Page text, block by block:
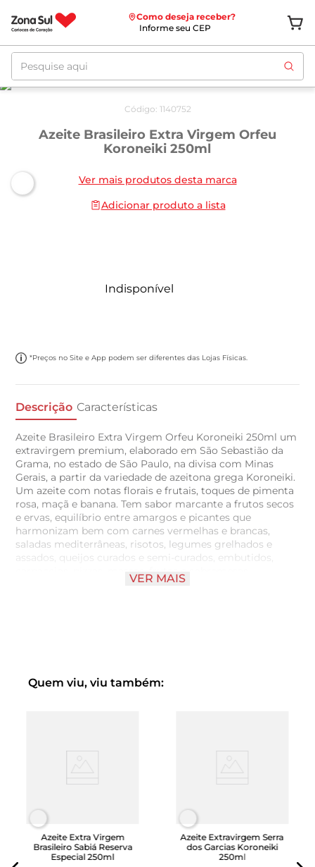
Como deseja receber?
Informe seu CEP
Pesquise aqui
Código: 1140752
Azeite Brasileiro Extra Virgem Orfeu
Koroneiki 250ml
Ver mais produtos desta marca
Adicionar produto a lista
Indisponível
*Preços no Site e App podem ser diferentes das Lojas Físicas.
Descrição Características
Azeite Brasileiro Extra Virgem Orfeu Koroneiki 250ml um
extravirgem premium, elaborado em São Sebastião da
Grama, no estado de São Paulo, na divisa com Minas
Gerais, a partir da variedade de azeitona grega Koroneiki.
Um azeite com notas florais e frutais, toques de pimenta
rosa, maçã e banana. Tem sabor marcante a frutos secos
e ervas, equilíbrio entre amargos e picantes que
harmonizam bem com carnes vermelhas e brancas,
saladas mediterrâneas, risotos, legumes grelhados e
assados, queijos curados e semi-curados, embutidos,
carpaccios, pizzas, massas, frutas e sobremesas.
Conserve-o em um local fresco, ao abrigo da luz e uma
VER MAIS
Quem viu, viu também:
Azeite Extra Virgem
Brasileiro Sabiá Reserva
Especial 250ml
Azeite Extravirgem Serra
dos Garcias Koroneiki
250ml